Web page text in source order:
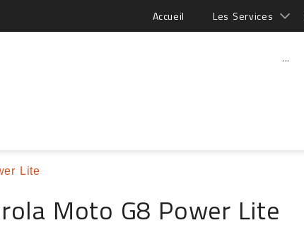
Accueil Les Services
...
Lite
Moto G8 Power Lite